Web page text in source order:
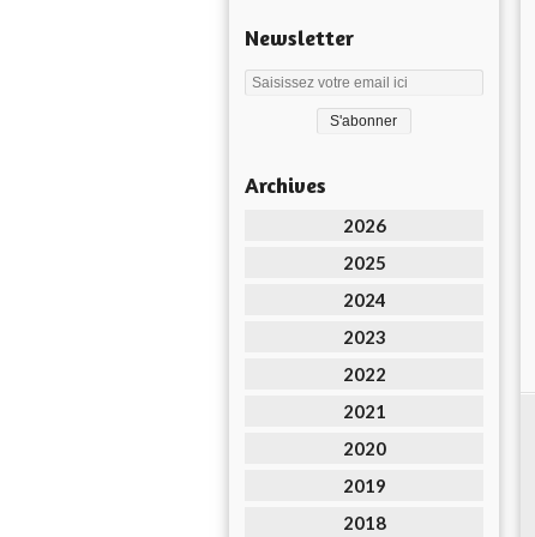
Newsletter
Archives
2026
2025
2024
2023
2022
2021
2020
2019
2018